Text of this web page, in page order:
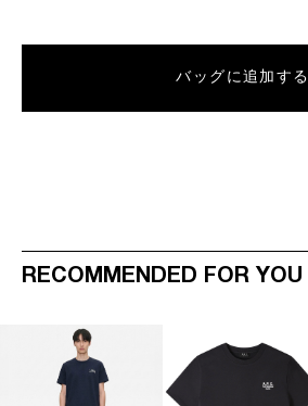
バッグに追加する
RECOMMENDED FOR YOU